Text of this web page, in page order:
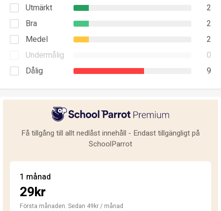
Utmärkt
2
Bra
2
Medel
2
Undermålig
0
Dålig
9
Få tillgång till allt nedlåst innehåll - Endast tillgängligt på
SchoolParrot
1 månad
29kr
Första månaden. Sedan 49kr / månad